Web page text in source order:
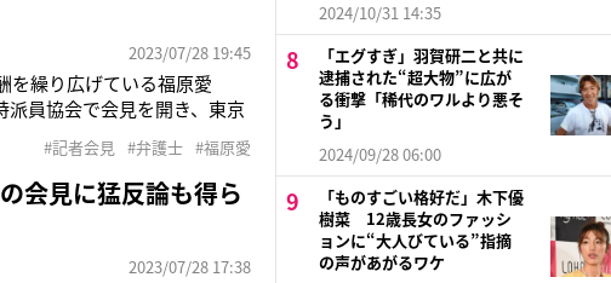
2023/07/28 19:45
を繰り広げている福原愛
派員協会で会見を開き、東京
唆した。一方の福原は、江
#記者会見 #弁護士 #福原愛
会見に猛反論も得ら
2023/07/28 17:38
2024/10/31 14:35
「エグすぎ」羽賀研二と共に
逮捕された“超大物”に広が
る衝撃「稀代のワルより悪そ
う」
2024/09/28 06:00
「ものすごい格好だ」木下優
樹菜 12歳長女のファッシ
ョンに“大人びている”指摘
の声があがるワケ